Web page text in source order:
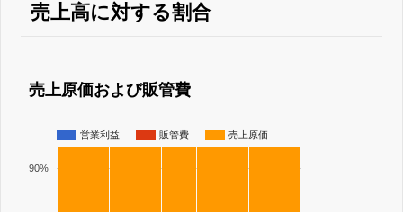
売上高に対する割合
売上原価および販管費
営業利益 販管費 売上原価
90%